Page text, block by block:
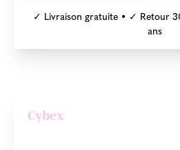
✓ Livraison gratuite • ✓ Retour
ans
Cybex